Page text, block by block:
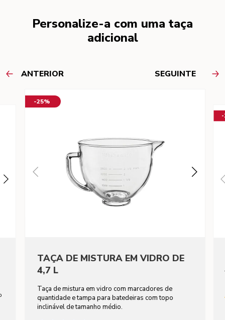
Personalize-a com uma taça
adicional
ANTERIOR SEGUINTE
-25%
TAÇA DE MISTURA EM VIDRO DE
4,7 L
Taça de mistura em vidro com marcadores de
quantidade e tampa para batedeiras com topo
inclinável de tamanho médio.
-